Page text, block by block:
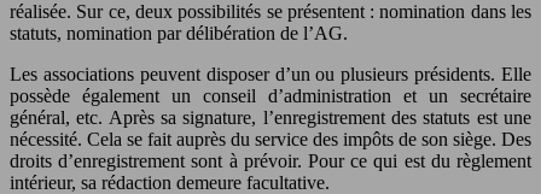
réalisée. Sur ce, deux possibilités se présentent : nomination dans les
statuts, nomination par délibération de l’AG.
Les associations peuvent disposer d’un ou plusieurs présidents. Elle
possède également un conseil d’administration et un secrétaire
général, etc. Après sa signature, l’enregistrement des statuts est une
nécessité. Cela se fait auprès du service des impôts de son siège. Des
droits d’enregistrement sont à prévoir. Pour ce qui est du règlement
intérieur, sa rédaction demeure facultative.